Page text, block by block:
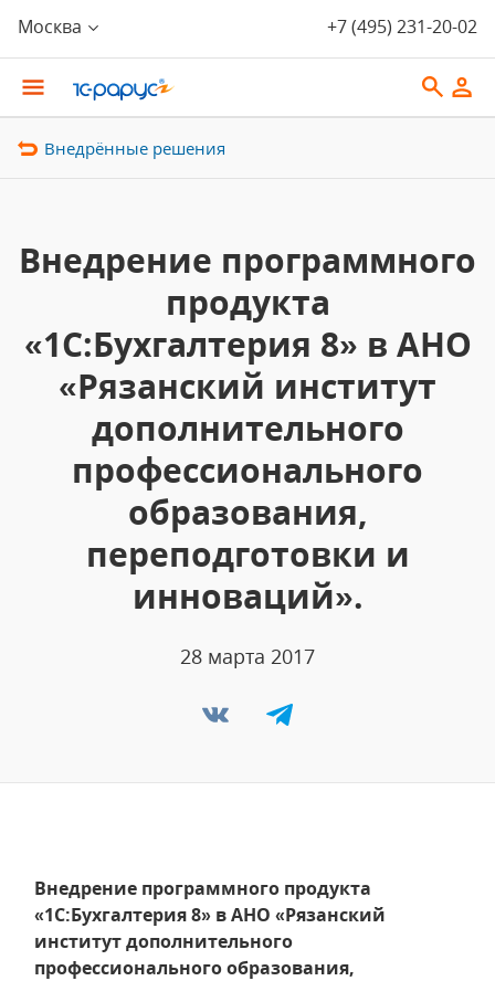
Москва +7 (495) 231-20-02
Внедрённые решения
Внедрение программного
продукта
«1С:Бухгалтерия 8» в АНО
«Рязанский институт
дополнительного
профессионального
образования,
переподготовки и
инноваций».
28 марта 2017
Внедрение программного продукта
«1С:Бухгалтерия 8» в АНО «Рязанский
институт дополнительного
профессионального образования,